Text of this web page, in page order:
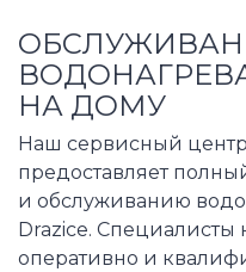
НА ДОМУ
Наш сервисный
предоставляет
и обслуживанию
Drazice.
оперативно и